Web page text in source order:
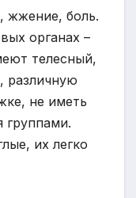
жжение, боль.
органах –
телесный,
различную
не иметь
группами.
их легко